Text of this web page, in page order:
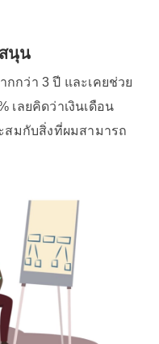
นุน
กว่า 3 ปี และเคยช่วย
เลยคิดว่าเงินเดือน
สมกับสิ่งที่ผมสามารถ